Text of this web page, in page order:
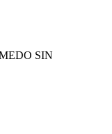
SIN